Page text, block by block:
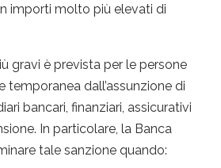
importi molto più elevati di
gravi è prevista per le persone
temporanea dall’assunzione di
bancari, finanziari, assicurativi
In particolare, la Banca
tale sanzione quando: